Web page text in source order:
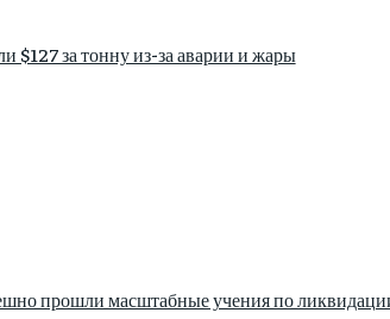
$127 за тонну из-за аварии и жары
прошли масштабные учения по